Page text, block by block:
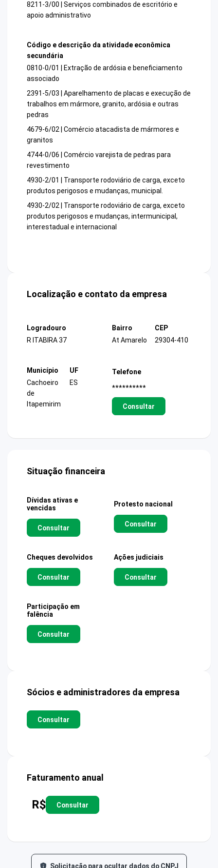
8211-3/00 | Serviços combinados de escritório e
apoio administrativo
Código e descrição da atividade econômica
secundária
0810-0/01 | Extração de ardósia e beneficiamento
associado
2391-5/03 | Aparelhamento de placas e execução de
trabalhos em mármore, granito, ardósia e outras
pedras
4679-6/02 | Comércio atacadista de mármores e
granitos
4744-0/06 | Comércio varejista de pedras para
revestimento
4930-2/01 | Transporte rodoviário de carga, exceto
produtos perigosos e mudanças, municipal.
4930-2/02 | Transporte rodoviário de carga, exceto
produtos perigosos e mudanças, intermunicipal,
interestadual e internacional
Localização e contato da empresa
Logradouro
R ITABIRA 37
Bairro
At Amarelo
CEP
29304-410
Município
Cachoeiro
de
Itapemirim
UF
ES
Telefone
**********
Consultar
Situação financeira
Dívidas ativas e
vencidas
Consultar
Protesto nacional
Consultar
Cheques devolvidos
Consultar
Ações judiciais
Consultar
Participação em
falência
Consultar
Sócios e administradores da empresa
Consultar
Faturamento anual
R$ Consultar
Solicitação para ocultar dados do CNPJ